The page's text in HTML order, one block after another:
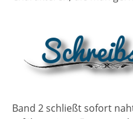
Band 2 schließt sofort